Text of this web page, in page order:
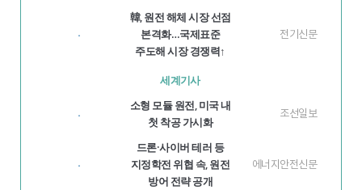
·
韓, 원전 해체 시장 선점
본격화…국제표준
주도해 시장 경쟁력↑
전기신문
세계기사
·
소형 모듈 원전, 미국 내
첫 착공 가시화
조선일보
·
드론·사이버 테러 등
지정학전 위협 속, 원전
방어 전략 공개
에너지안전신문